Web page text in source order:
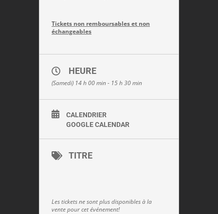
Tickets non remboursables et non
échangeables
HEURE
(Samedi) 14 h 00 min - 15 h 30 min
CALENDRIER
GOOGLE CALENDAR
TITRE
Les tickets ne sont plus disponibles à la
vente pour cet événement!